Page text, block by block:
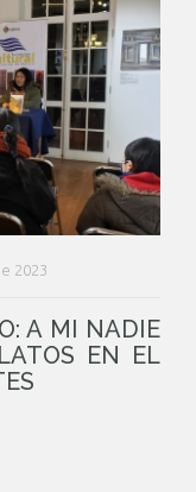
2023
A MI NADIE
EN EL